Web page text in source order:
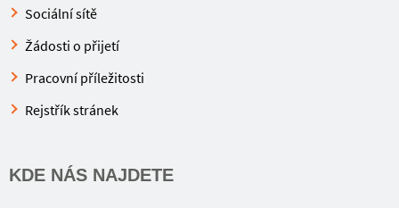
Sociální sítě
Žádosti o přijetí
Pracovní příležitosti
Rejstřík stránek
KDE NÁS NAJDETE